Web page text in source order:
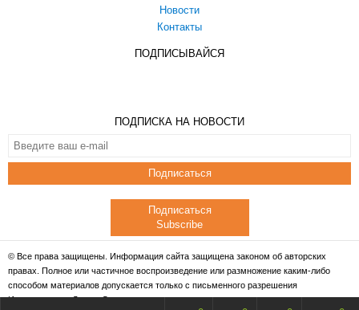
Новости
Контакты
ПОДПИСЫВАЙСЯ
ПОДПИСКА НА НОВОСТИ
Подписаться
Подписаться
Subscribe
© Все права защищены. Информация сайта защищена законом об авторских
правах. Полное или частичное воспроизведение или размножение каким-либо
способом материалов допускается только с письменного разрешения
Издательства «Дело и Сервис».